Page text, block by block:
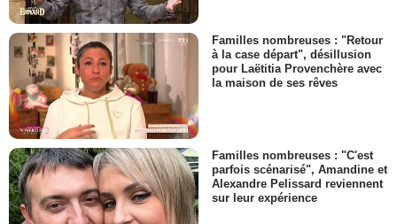
Familles nombreuses : "Retour
à la case départ", désillusion
pour Laëtitia Provenchère avec
la maison de ses rêves
Familles nombreuses : "C'est
parfois scénarisé", Amandine et
Alexandre Pelissard reviennent
sur leur expérience